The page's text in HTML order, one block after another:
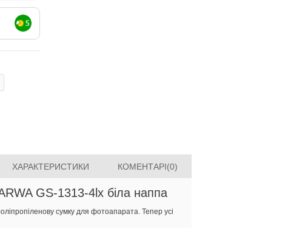
ХАРАКТЕРИСТИКИ КОМЕНТАРІ(0)
GS-1313-4lx біла наппа
сумку для фотоапарата. Тепер усі